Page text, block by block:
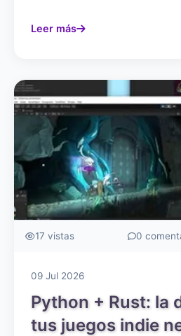
Leer más
17 vistas 0
09 Jul 2026
Python + Rust: la
tus juegos indie